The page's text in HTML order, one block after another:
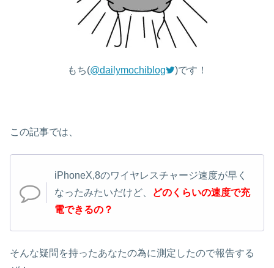
もち(@dailymochiblog )です！
この記事では、
iPhoneX,8のワイヤレスチャージ速度が早く
なったみたいだけど、
どのくらいの速度で充
電できるの？
そんな疑問を持ったあなたの為に測定したので報告する